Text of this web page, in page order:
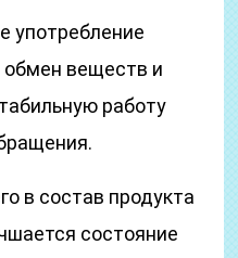
употребление
обмен веществ и
работу
в состав продукта
состояние